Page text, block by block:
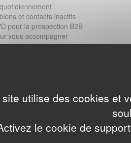
et contacts inactifs
pour la prospection B2B
vous accompagner
e-mails de votre base via notre
campagne
rebonds)
car nous vérifions et contrôlons
site utilise des cookies et
le cookie de